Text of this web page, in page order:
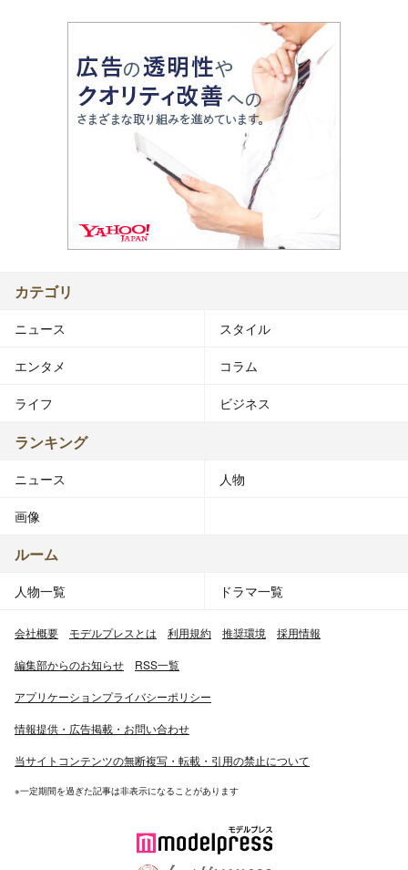
カテゴリ
ニュース スタイル
エンタメ コラム
ライフ ビジネス
ランキング
ニュース 人物
画像
ルーム
人物一覧 ドラマ一覧
会社概要 モデルプレスとは 利用規約 推奨環境 採用情報
編集部からのお知らせ RSS一覧
アプリケーションプライバシーポリシー
情報提供・広告掲載・お問い合わせ
当サイトコンテンツの無断複写・転載・引用の禁止について
※一定期間を過ぎた記事は非表示になることがあります